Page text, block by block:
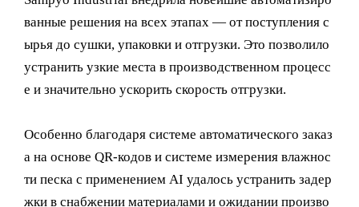
ванные решения на всех этапах — от поступления с
ырья до сушки, упаковки и отгрузки. Это позволило
устранить узкие места в производственном процесс
е и значительно ускорить скорость отгрузки.
Особенно благодаря системе автоматического заказ
а на основе QR-кодов и системе измерения влажнос
ти песка с применением AI удалось устранить задер
жки в снабжении материалами и ожидании произво